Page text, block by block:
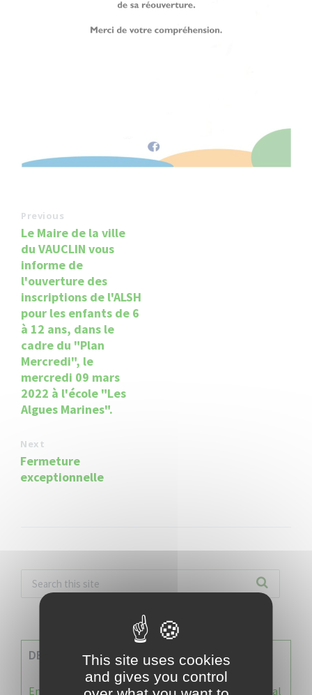
Previous
Le Maire de la ville
du VAUCLIN vous
informe de
l'ouverture des
inscriptions de l'ALSH
pour les enfants de 6
à 12 ans, dans le
cadre du "Plan
Mercredi", le
mercredi 09 mars
2022 à l'école "Les
Algues Marines".
Next
Fermeture
exceptionnelle
DERNIERES INFOS
Enquête publique : Dossier Modification du Plan Local
This site uses cookies
and gives you control